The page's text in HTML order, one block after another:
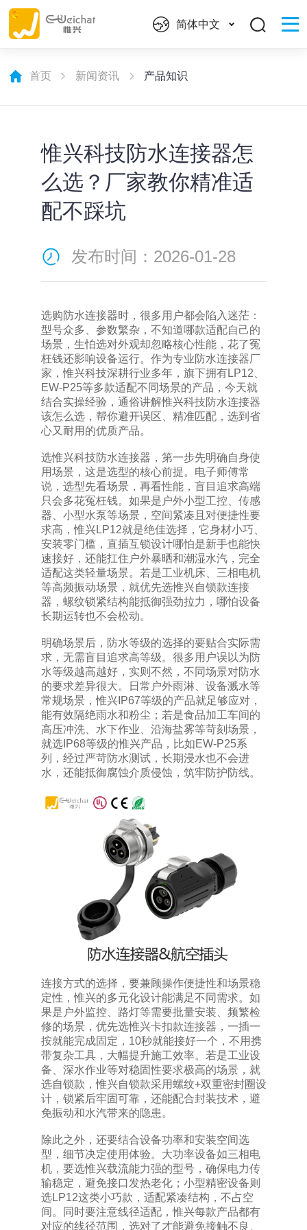
简体中文
首页 新闻资讯 产品知识
惟兴科技防水连接器怎
么选？厂家教你精准适
配不踩坑
发布时间：2026-01-28
选购防水连接器时，很多用户都会陷入迷茫：
型号众多、参数繁杂，不知道哪款适配自己的
场景，生怕选对外观却忽略核心性能，花了冤
枉钱还影响设备运行。作为专业防水连接器厂
家，惟兴科技深耕行业多年，旗下拥有LP12、
EW-P25等多款适配不同场景的产品，今天就
结合实操经验，通俗讲解惟兴科技防水连接器
该怎么选，帮你避开误区、精准匹配，选到省
心又耐用的优质产品。
选惟兴科技防水连接器，第一步先明确自身使
用场景，这是选型的核心前提。电子师傅常
说，选型先看场景，再看性能，盲目追求高端
只会多花冤枉钱。如果是户外小型工控、传感
器、小型水泵等场景，空间紧凑且对便捷性要
求高，惟兴LP12就是绝佳选择，它身材小巧、
安装零门槛，直插互锁设计哪怕是新手也能快
速接好，还能扛住户外暴晒和潮湿水汽，完全
适配这类轻量场景。若是工业机床、三相电机
等高频振动场景，就优先选惟兴自锁款连接
器，螺纹锁紧结构能抵御强劲拉力，哪怕设备
长期运转也不会松动。
明确场景后，防水等级的选择的要贴合实际需
求，无需盲目追求高等级。很多用户误以为防
水等级越高越好，实则不然，不同场景对防水
的要求差异很大。日常户外雨淋、设备溅水等
常规场景，惟兴IP67等级的产品就足够应对，
能有效隔绝雨水和粉尘；若是食品加工车间的
高压冲洗、水下作业、沿海盐雾等苛刻场景，
就选IP68等级的惟兴产品，比如EW-P25系
列，经过严苛防水测试，长期浸水也不会进
水，还能抵御腐蚀介质侵蚀，筑牢防护防线。
连接方式的选择，要兼顾操作便捷性和场景稳
定性，惟兴的多元化设计能满足不同需求。如
果是户外监控、路灯等需要批量安装、频繁检
修的场景，优先选惟兴卡扣款连接器，一插一
按就能完成固定，10秒就能接好一个，不用携
带复杂工具，大幅提升施工效率。若是工业设
备、深水作业等对稳固性要求极高的场景，就
选自锁款，惟兴自锁款采用螺纹+双重密封圈设
计，锁紧后牢固可靠，还能配合封装技术，避
免振动和水汽带来的隐患。
除此之外，还要结合设备功率和安装空间选
型，细节决定使用体验。大功率设备如三相电
机，要选惟兴载流能力强的型号，确保电力传
输稳定，避免接口发热老化；小型精密设备则
选LP12这类小巧款，适配紧凑结构，不占空
间。同时要注意线径适配，惟兴每款产品都有
对应的线径范围，选对了才能避免接触不良、